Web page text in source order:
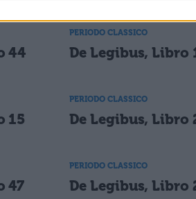
44
PERIODO CLASSICO
De Legibus, Libro
15
PERIODO CLASSICO
De Legibus, Libro
47
PERIODO CLASSICO
De Legibus, Libro